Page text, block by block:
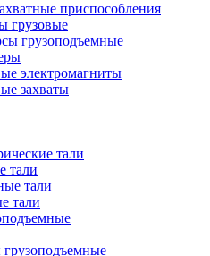
приспособления
грузовые
грузоподъемные
электромагниты
захваты
тали
тали
тали
тали